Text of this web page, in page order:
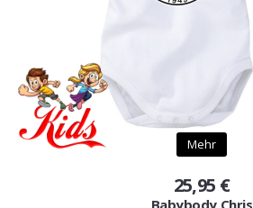
Mehr
25,95 €
Babybody Chris